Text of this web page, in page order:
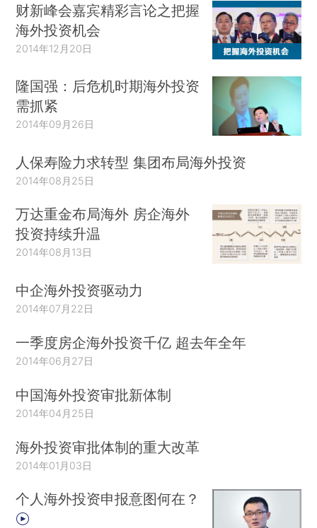
财新峰会嘉宾精彩言论之把握
海外投资机会
2014年12月20日
隆国强：后危机时期海外投资
需抓紧
2014年09月26日
人保寿险力求转型 集团布局海外投资
2014年08月25日
万达重金布局海外 房企海外
投资持续升温
2014年08月13日
中企海外投资驱动力
2014年07月22日
一季度房企海外投资千亿 超去年全年
2014年06月27日
中国海外投资审批新体制
2014年04月25日
海外投资审批体制的重大改革
2014年01月03日
个人海外投资申报意图何在？